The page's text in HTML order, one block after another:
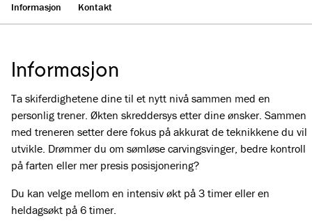
Informasjon Kontakt
Informasjon
Ta skiferdighetene dine til et nytt nivå sammen med en
personlig trener. Økten skreddersys etter dine ønsker. Sammen
med treneren setter dere fokus på akkurat de teknikkene du vil
utvikle. Drømmer du om sømløse carvingsvinger, bedre kontroll
på farten eller mer presis posisjonering?
Du kan velge mellom en intensiv økt på 3 timer eller en
heldagsøkt på 6 timer.